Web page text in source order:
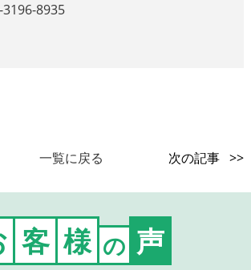
8935
一覧に戻る 次の記事 >>
客 様 の 声